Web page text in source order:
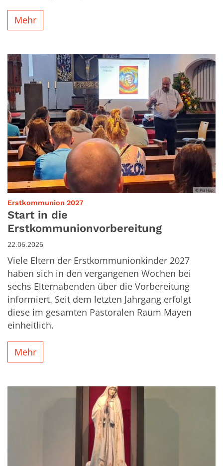
Mehr
© Pia Häp
Erstkommunion 2027:
Start in die
Erstkommunionvorbereitung
22.06.2026
Viele Eltern der Erstkommunionkinder 2027
haben sich in den vergangenen Wochen bei
sechs Elternabenden über die Vorbereitung
informiert. Seit dem letzten Jahrgang erfolgt
diese im gesamten Pastoralen Raum Mayen
einheitlich.
Mehr